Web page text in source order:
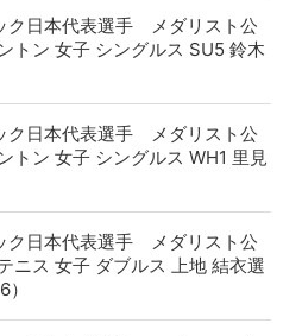
ク日本代表選手 メダリスト公
トン 女子 シングルス SU5 鈴木
ク日本代表選手 メダリスト公
トン 女子 シングルス WH1 里見
ク日本代表選手 メダリスト公
ニス 女子 ダブルス 上地 結衣選